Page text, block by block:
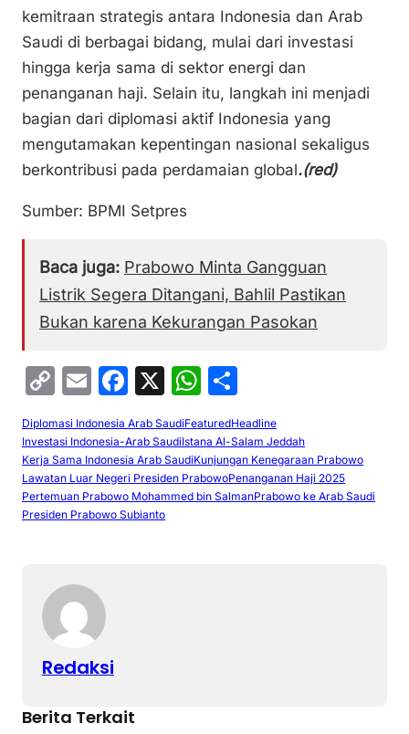
kemitraan strategis antara Indonesia dan Arab
Saudi di berbagai bidang, mulai dari investasi
hingga kerja sama di sektor energi dan
penanganan haji. Selain itu, langkah ini menjadi
bagian dari diplomasi aktif Indonesia yang
mengutamakan kepentingan nasional sekaligus
berkontribusi pada perdamaian global.(red)
Sumber: BPMI Setpres
Baca juga: Prabowo Minta Gangguan
Listrik Segera Ditangani, Bahlil Pastikan
Bukan karena Kekurangan Pasokan
C
o
p
y
Li
n
E
m
ai
l
F
a
c
e
b
o
X
W
h
at
s
A
h
ar
e
Diplomasi Indonesia Arab SaudiFeaturedHeadline
Investasi Indonesia-Arab SaudiIstana Al-Salam Jeddah
Kerja Sama Indonesia Arab SaudiKunjungan Kenegaraan Prabowo
Lawatan Luar Negeri Presiden PrabowoPenanganan Haji 2025
Pertemuan Prabowo Mohammed bin SalmanPrabowo ke Arab Saudi
Presiden Prabowo Subianto
Redaksi
Berita Terkait